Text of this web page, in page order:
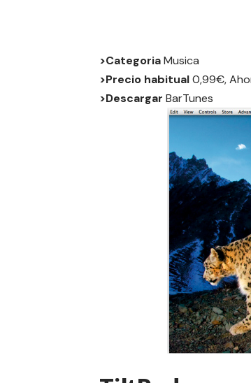
>CategoriaMusica
>Precio habitual0,99€,
>Descargar BarTunes